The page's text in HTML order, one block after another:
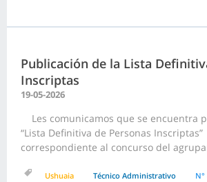
Publicación de la Lista
Inscriptas
19-05-2026
Les comunicamos que se encuentra
“Lista Definitiva de Personas Inscriptas”
correspondiente al concurso del
Ushuaia Técnico Administrativo N°